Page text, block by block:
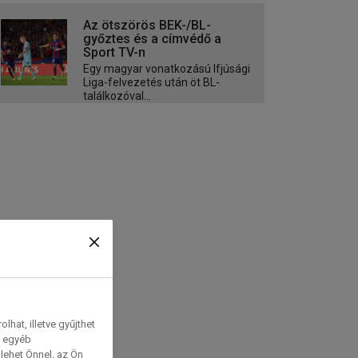
Az ötszörös BEK-/BL-
győztes és a címvédő a
Sport TV-n
Egy magyar vonatkozású Ifjúsági
Liga-felvezetés után öt BL-
találkozóval...
illetve gyűjthet
Önnel, az Ön